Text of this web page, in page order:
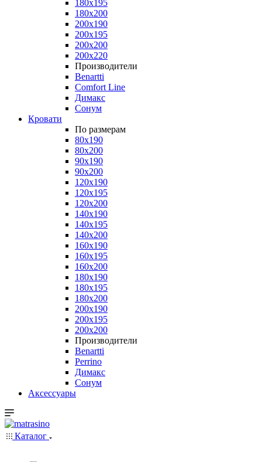
180x195
180x200
200x190
200x195
200x200
200x220
Производители
Benartti
Comfort Line
Димакс
Сонум
Кровати
По размерам
80x190
80x200
90x190
90x200
120x190
120x195
120x200
140x190
140x195
140x200
160x190
160x195
160x200
180x190
180x195
180x200
200x190
200x195
200x200
Производители
Benartti
Perrino
Димакс
Сонум
Аксессуары
Каталог